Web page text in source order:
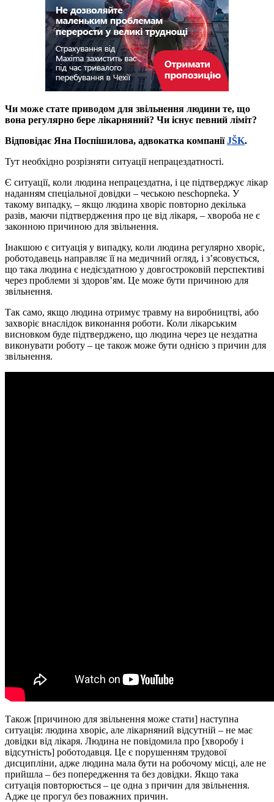
Чи може стате приводом для звільнення людини те, що
вона регулярно бере лікарняний? Чи існує певний ліміт?
Відповідає Яна Поспішилова, адвокатка компаніїJŠK.
Тут необхідно розрізняти ситуації непрацездатності.
Є ситуації, коли людина непрацездатна, і це підтверджує лікар
наданням спеціальної довідки – чеською neschopneka. У
такому випадку, – якщо людина хворіє повторно декілька
разів, маючи підтвердження про це від лікаря, – хвороба не є
законною причиною для звільнення.
Інакшою є ситуація у випадку, коли людина регулярно хворіє,
роботодавець направляє її на медичний огляд, і зʼясовується,
що така людина є недієздатною у довгостроковій перспективі
через проблеми зі здоровʼям. Це може бути причиною для
звільнення.
Так само, якщо людина отримує травму на виробництві, або
захворіє внаслідок виконання роботи. Коли лікарським
висновком буде підтверджено, що людина через це нездатна
виконувати роботу – це також може бути однією з причин для
звільнення.
Також [причиною для звільнення може стати] наступна
ситуація: людина хворіє, але лікарняний відсутній – не має
довідки від лікаря. Людина не повідомила про [хворобу і
відсутність] роботодавця. Це є порушенням трудової
дисципліни, адже людина мала бути на робочому місці, але не
прийшла – без попередження та без довідки. Якщо така
ситуація повторюється – це одна з причин для звільнення.
Адже це прогул без поважних причин.